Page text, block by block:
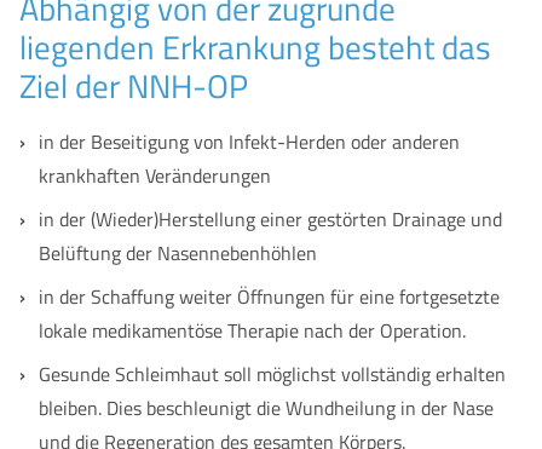
Keilbeinhöhlenoperation
Tränenwegsoperation
Stents und Biologika
Zu meiner Person
Publikationen
Kontakt
liegenden Erkrankung besteht das
Ziel der NNH-OP
in der Beseitigung von Infekt-Herden oder anderen
krankhaften Veränderungen
in der (Wieder)Herstellung einer gestörten Drainage und
Belüftung der Nasennebenhöhlen
in der Schaffung weiter Öffnungen für eine fortgesetzte
lokale medikamentöse Therapie nach der Operation.
Gesunde Schleimhaut soll möglichst vollständig erhalten
bleiben. Dies beschleunigt die Wundheilung in der Nase
und die Regeneration des gesamten Körpers.